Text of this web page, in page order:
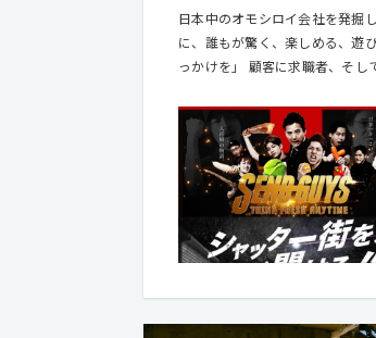
日本中のオモシロイ会社を発掘
に、誰もが驚く、楽しめる、遊びごころ
っかけを」 顧客に求職者、そして社員。関わるすべてのひとたちが一歩前に進めるきっかけになる会社づくりを。トゥモロー